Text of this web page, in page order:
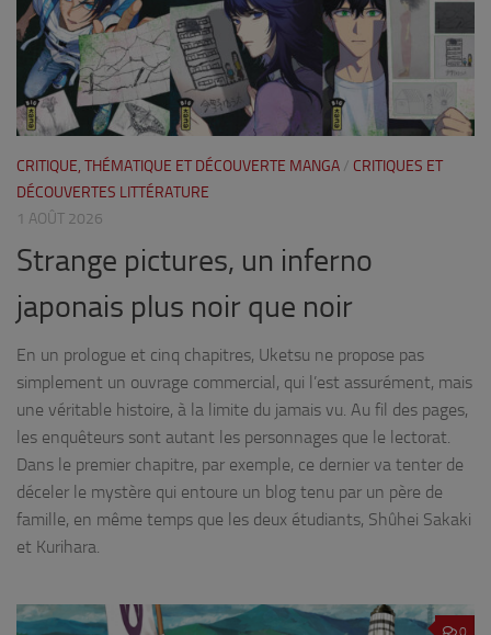
CRITIQUE, THÉMATIQUE ET DÉCOUVERTE MANGA / CRITIQUES ET
DÉCOUVERTES LITTÉRATURE
1 AOÛT 2026
Strange pictures, un inferno
japonais plus noir que noir
En un prologue et cinq chapitres, Uketsu ne propose pas
simplement un ouvrage commercial, qui l’est assurément, mais
une véritable histoire, à la limite du jamais vu. Au fil des pages,
les enquêteurs sont autant les personnages que le lectorat.
Dans le premier chapitre, par exemple, ce dernier va tenter de
déceler le mystère qui entoure un blog tenu par un père de
famille, en même temps que les deux étudiants, Shûhei Sakaki
et Kurihara.
0